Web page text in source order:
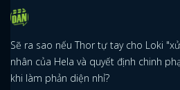
Sẽ ra sao nếu Thor tự tay cho Loki
nhân của Hela và quyết định chinh
khi làm phản diện nhỉ?